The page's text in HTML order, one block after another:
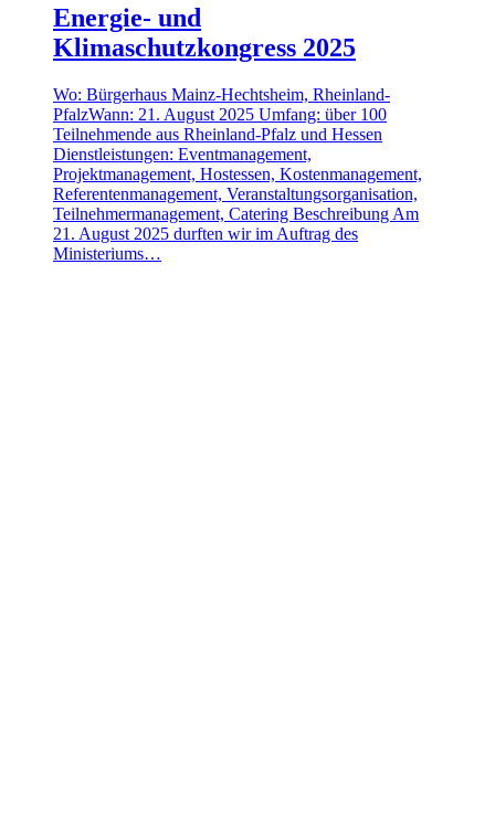
Energie- und
Klimaschutzkongress 2025
Wo: Bürgerhaus Mainz-Hechtsheim, Rheinland-
PfalzWann: 21. August 2025 Umfang: über 100
Teilnehmende aus Rheinland-Pfalz und Hessen
Dienstleistungen: Eventmanagement,
Projektmanagement, Hostessen, Kostenmanagement,
Referentenmanagement, Veranstaltungsorganisation,
Teilnehmermanagement, Catering Beschreibung Am
21. August 2025 durften wir im Auftrag des
Ministeriums…